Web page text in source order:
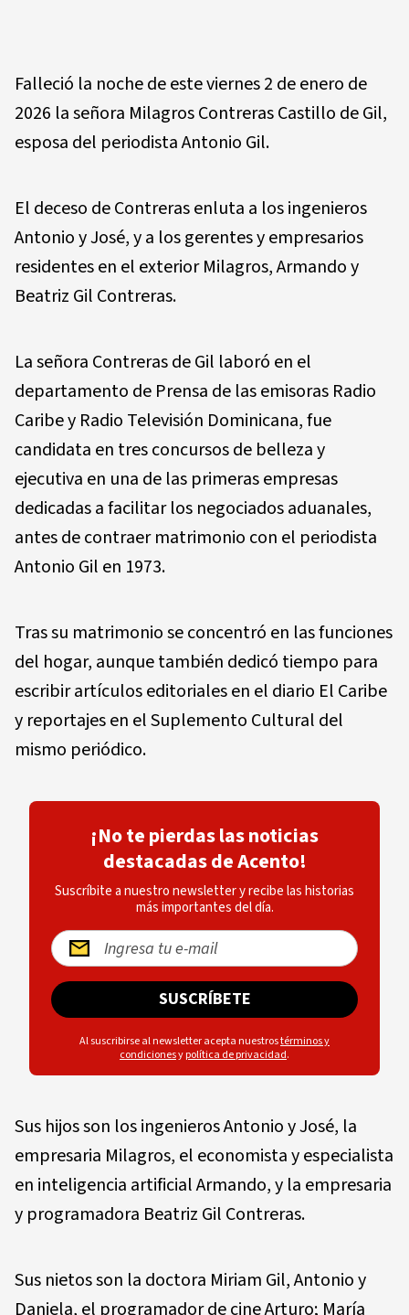
Falleció la noche de este viernes 2 de enero de
2026 la señora Milagros Contreras Castillo de Gil,
esposa del periodista Antonio Gil.
El deceso de Contreras enluta a los ingenieros
Antonio y José, y a los gerentes y empresarios
residentes en el exterior Milagros, Armando y
Beatriz Gil Contreras.
La señora Contreras de Gil laboró en el
departamento de Prensa de las emisoras Radio
Caribe y Radio Televisión Dominicana, fue
candidata en tres concursos de belleza y
ejecutiva en una de las primeras empresas
dedicadas a facilitar los negociados aduanales,
antes de contraer matrimonio con el periodista
Antonio Gil en 1973.
Tras su matrimonio se concentró en las funciones
del hogar, aunque también dedicó tiempo para
escribir artículos editoriales en el diario El Caribe
y reportajes en el Suplemento Cultural del
mismo periódico.
¡No te pierdas las noticias
destacadas de Acento!
Suscríbite a nuestro newsletter y recibe las historias
más importantes del día.
SUSCRÍBETE
Al suscribirse al newsletter acepta nuestrostérminos y
condicionesypolítica de privacidad.
Sus hijos son los ingenieros Antonio y José, la
empresaria Milagros, el economista y especialista
en inteligencia artificial Armando, y la empresaria
y programadora Beatriz Gil Contreras.
Sus nietos son la doctora Miriam Gil, Antonio y
Daniela, el programador de cine Arturo; María